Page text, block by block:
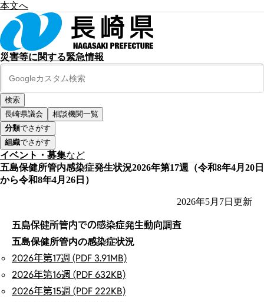
本文へ
災害等に関する緊急情報
長崎県議会
相談機関一覧
分類でさがす
組織でさがす
イベント・募集など
五島保健所管内感染症発生状況2026年第17週（令和8年4月20日
から令和8年4月26日）
2026年5月7日 更新
五島保健所管内での感染症発生動向調査
五島保健所管内の感染症状況
2026年第17週 (PDF 3.91MB)
2026年第16週 (PDF 632KB)
2026年第15週 (PDF 222KB)